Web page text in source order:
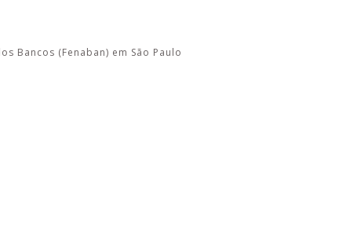
Bancos (Fenaban) em São Paulo